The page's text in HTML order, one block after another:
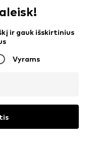
ir gauk išskirtinius
Vyrams